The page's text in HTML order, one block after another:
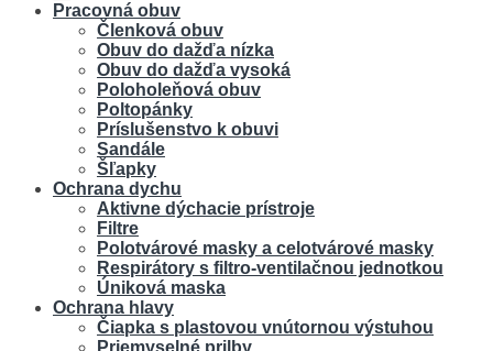
Pracovná obuv
Členková obuv
Obuv do dažďa nízka
Obuv do dažďa vysoká
Poloholeňová obuv
Poltopánky
Príslušenstvo k obuvi
Sandále
Šľapky
Ochrana dychu
Aktivne dýchacie prístroje
Filtre
Polotvárové masky a celotvárové masky
Respirátory s filtro-ventilačnou jednotkou
Úniková maska
Ochrana hlavy
Čiapka s plastovou vnútornou výstuhou